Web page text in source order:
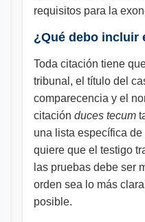
requisitos para la
¿Qué debo incluir
Toda citación tiene
tribunal, el título del
comparecencia y el
citación duces tecum
una lista específica
quiere que el testigo
las pruebas debe ser
orden sea lo más
posible.